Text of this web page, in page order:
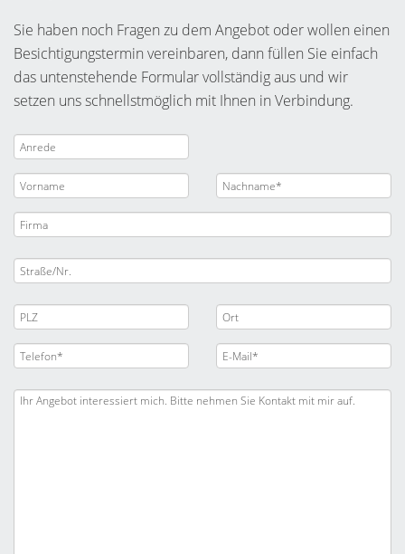
Sie haben noch Fragen zu dem Angebot oder wollen einen
Besichtigungstermin vereinbaren, dann füllen Sie einfach
das untenstehende Formular vollständig aus und wir
setzen uns schnellstmöglich mit Ihnen in Verbindung.